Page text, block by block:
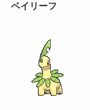
ベイリーフ